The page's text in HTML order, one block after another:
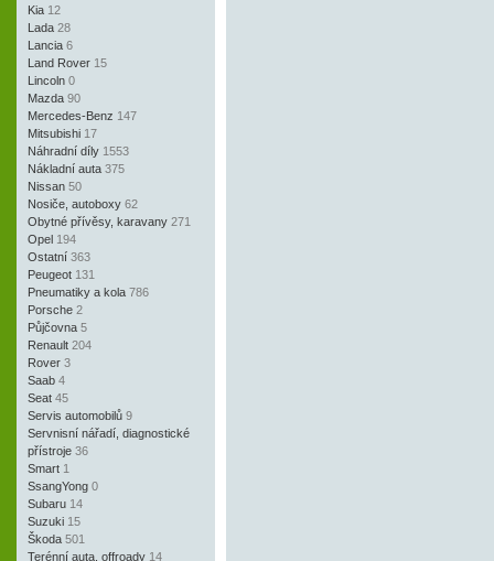
Kia 12
Lada 28
Lancia 6
Land Rover 15
Lincoln 0
Mazda 90
Mercedes-Benz 147
Mitsubishi 17
Náhradní díly 1553
Nákladní auta 375
Nissan 50
Nosiče, autoboxy 62
Obytné přívěsy, karavany 271
Opel 194
Ostatní 363
Peugeot 131
Pneumatiky a kola 786
Porsche 2
Půjčovna 5
Renault 204
Rover 3
Saab 4
Seat 45
Servis automobilů 9
Servnisní nářadí, diagnostické
přístroje 36
Smart 1
SsangYong 0
Subaru 14
Suzuki 15
Škoda 501
Terénní auta, offroady 14